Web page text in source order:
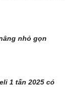
nhỏ gọn
1 tấn 2025 có